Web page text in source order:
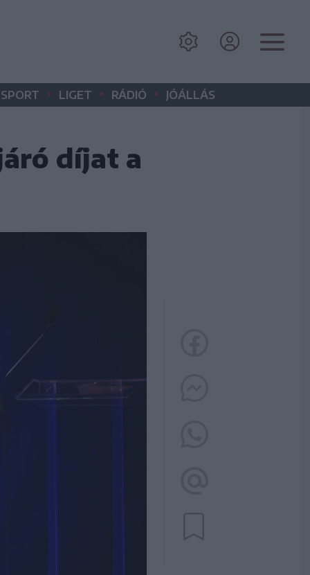
SPORT • LIGET • RÁDIÓ • JÓÁLLÁS
díjat a